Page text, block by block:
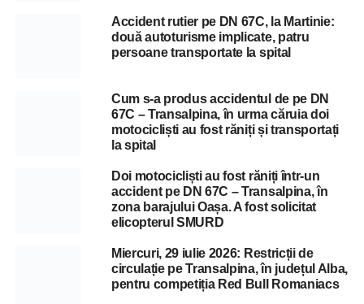
Accident rutier pe DN 67C, la Martinie:
două autoturisme implicate, patru
persoane transportate la spital
Cum s-a produs accidentul de pe DN
67C – Transalpina, în urma căruia doi
motocicliști au fost răniți și transportați
la spital
Doi motocicliști au fost răniți într-un
accident pe DN 67C – Transalpina, în
zona barajului Oașa. A fost solicitat
elicopterul SMURD
Miercuri, 29 iulie 2026: Restricții de
circulație pe Transalpina, în județul Alba,
pentru competiția Red Bull Romaniacs